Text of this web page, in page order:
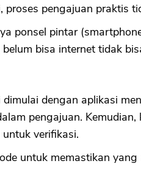
proses pengajuan praktis
ponsel pintar
bisa internet tidak
dengan aplikasi
pengajuan.
verifikasi.
untuk memastikan